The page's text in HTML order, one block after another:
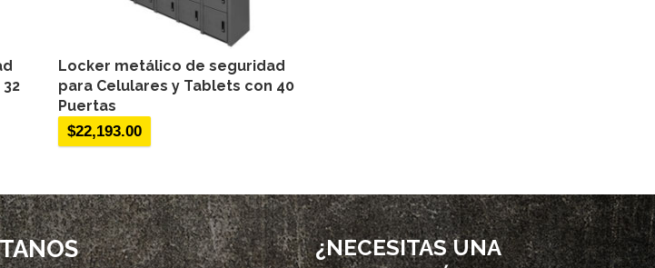
Locker metálico de seguridad
para Celulares y Tablets con 40
Puertas
$22,193.00
¿NECESITAS UNA